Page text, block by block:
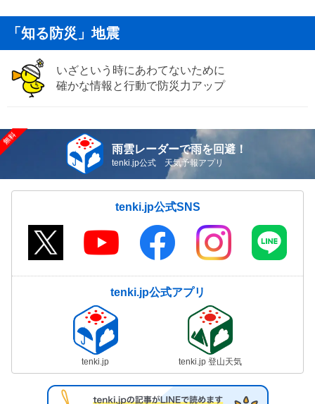
「知る防災」地震
いざという時にあわてないために
確かな情報と行動で防災力アップ
雨雲レーダーで雨を回避！
tenki.jp公式 天気予報アプリ
tenki.jp公式SNS
tenki.jp公式アプリ
tenki.jp tenki.jp 登山天気